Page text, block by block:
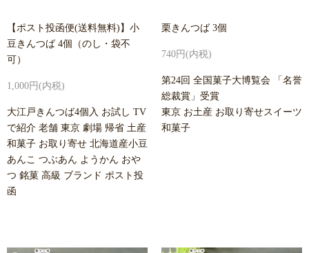
【ポスト投函便(送料無料)】小
豆きんつば 4個（のし・袋不
可）
1,000円(内税)
大江戸きんつば4個入 お試し TV
で紹介 老舗 東京 劇場 帰省 土産
和菓子 お取り寄せ 北海道産小豆
あんこ つぶあん ようかん おや
つ 銘菓 高級 ブランド ポスト投
函
栗きんつば 3個
740円(内税)
第24回 全国菓子大博覧会 「名誉
総裁賞」受賞
東京 お土産 お取り寄せスイーツ
和菓子